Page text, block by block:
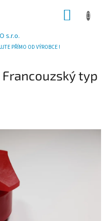
s.r.o.
PŘÍMO OD VÝROBCE !
typ